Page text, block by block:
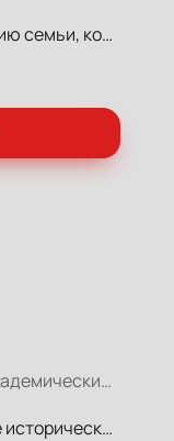
Спектакль рассказывает историю семьи, которую разделила линия фронта.
Ростов-на-Дону, Ростовский Академический Театр Драмы, Большая сцена
Откройте для себя грандиозное историческое событие, где центральную роль играет фигура Матвея Ивановича Платова, легендарного героя Отечественной войны 1812 года, который стал символом славы и подвигов земли Донской.